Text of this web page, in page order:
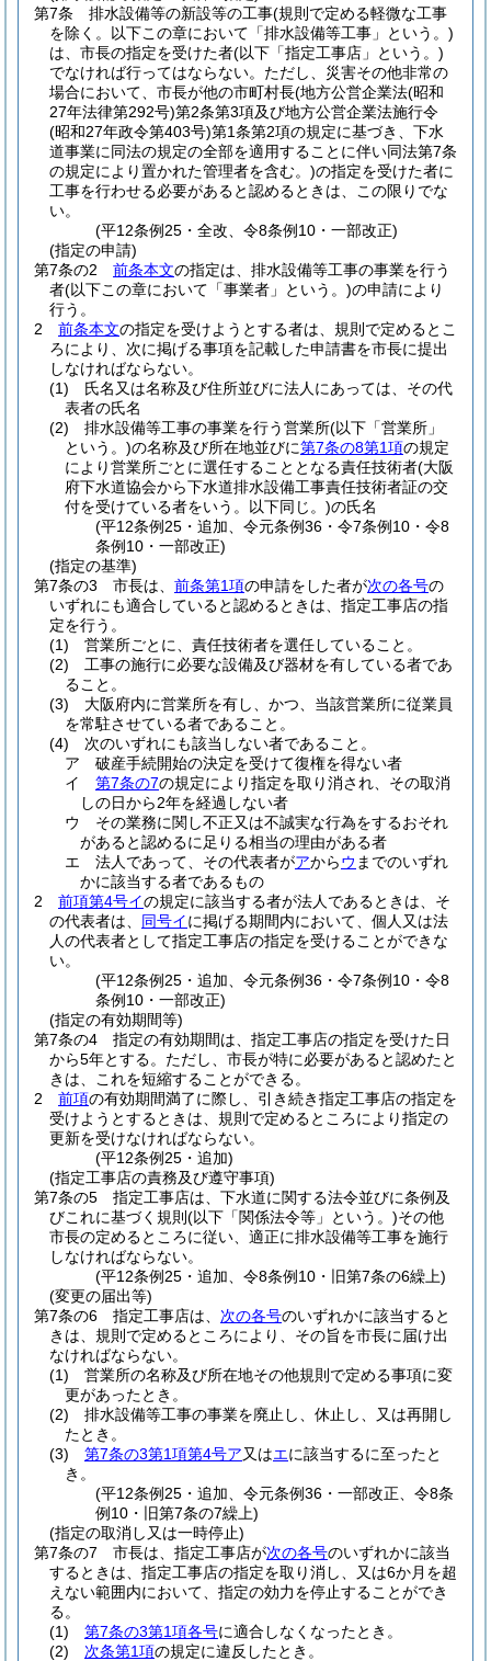
第7条
排水設備等の新設等の工事(規則で定める軽微な工事
を除く。以下この章において「排水設備等工事」という。)
は、市長の指定を受けた者(以下「指定工事店」という。)
でなければ行ってはならない。 ただし、災害その他非常の
場合において、市長が他の市町村長(地方公営企業法(昭和
27年法律第292号)第2条第3項及び地方公営企業法施行令
(昭和27年政令第403号)第1条第2項の規定に基づき、下水
道事業に同法の規定の全部を適用することに伴い同法第7条
の規定により置かれた管理者を含む。)の指定を受けた者に
工事を行わせる必要があると認めるときは、この限りでな
い。
(平12条例25・全改、令8条例10・一部改正)
(指定の申請)
第7条の2
前条本文の指定は、排水設備等工事の事業を行う
者(以下この章において「事業者」という。)の申請により
行う。
2
前条本文の指定を受けようとする者は、規則で定めるとこ
ろにより、次に掲げる事項を記載した申請書を市長に提出
しなければならない。
(1)
氏名又は名称及び住所並びに法人にあっては、その代
表者の氏名
(2)
排水設備等工事の事業を行う営業所(以下「営業所」
という。)の名称及び所在地並びに第7条の8第1項の規定
により営業所ごとに選任することとなる責任技術者(大阪
府下水道協会から下水道排水設備工事責任技術者証の交
付を受けている者をいう。以下同じ。)の氏名
(平12条例25・追加、令元条例36・令7条例10・令8
条例10・一部改正)
(指定の基準)
第7条の3
市長は、 前条第1項の申請をした者が次の各号の
いずれにも適合していると認めるときは、指定工事店の指
定を行う。
(1)
営業所ごとに、責任技術者を選任していること。
(2)
工事の施行に必要な設備及び器材を有している者であ
ること。
(3)
大阪府内に営業所を有し、かつ、当該営業所に従業員
を常駐させている者であること。
(4)
次のいずれにも該当しない者であること。
ア
破産手続開始の決定を受けて復権を得ない者
イ
第7条の7の規定により指定を取り消され、その取消
しの日から2年を経過しない者
ウ
その業務に関し不正又は不誠実な行為をするおそれ
があると認めるに足りる相当の理由がある者
エ
法人であって、その代表者がアからウ までのいずれ
かに該当する者であるもの
2
前項第4号イの規定に該当する者が法人であるときは、そ
の代表者は、 同号イに掲げる期間内において、個人又は法
人の代表者として指定工事店の指定を受けることができな
い。
(平12条例25・追加、令元条例36・令7条例10・令8
条例10・一部改正)
(指定の有効期間等)
第7条の4
指定の有効期間は、指定工事店の指定を受けた日
から5年とする。 ただし、市長が特に必要があると認めたと
きは、これを短縮することができる。
2
前項の有効期間満了に際し、引き続き指定工事店の指定を
受けようとするときは、規則で定めるところにより指定の
更新を受けなければならない。
(平12条例25・追加)
(指定工事店の責務及び遵守事項)
第7条の5
指定工事店は、下水道に関する法令並びに条例及
びこれに基づく規則 (以下「関係法令等」という。)その他
市長の定めるところに従い、適正に排水設備等工事を施行
しなければならない。
(平12条例25・追加、令8条例10・旧第7条の6繰上)
(変更の届出等)
第7条の6
指定工事店は、 次の各号のいずれかに該当すると
きは、規則で定めるところにより、その旨を市長に届け出
なければならない。
(1)
営業所の名称及び所在地その他規則で定める事項に変
更があったとき。
(2)
排水設備等工事の事業を廃止し、休止し、又は再開し
たとき。
(3)
第7条の3第1項第4号ア又はエに該当するに至ったと
き。
(平12条例25・追加、令元条例36・一部改正、令8条
例10・旧第7条の7繰上)
(指定の取消し又は一時停止)
第7条の7
市長は、指定工事店が次の各号のいずれかに該当
するときは、指定工事店の指定を取り消し、又は6か月を超
えない範囲内において、指定の効力を停止することができ
る。
(1)
第7条の3第1項各号に適合しなくなったとき。
(2)
次条第1項の規定に違反したとき。